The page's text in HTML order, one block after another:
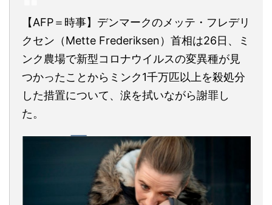
【AFP＝時事】デンマークのメッテ・フレデリ
クセン（Mette Frederiksen）首相は26日、ミ
ンク農場で新型コロナウイルスの変異種が見
つかったことからミンク1千万匹以上を殺処分
した措置について、涙を拭いながら謝罪し
た。